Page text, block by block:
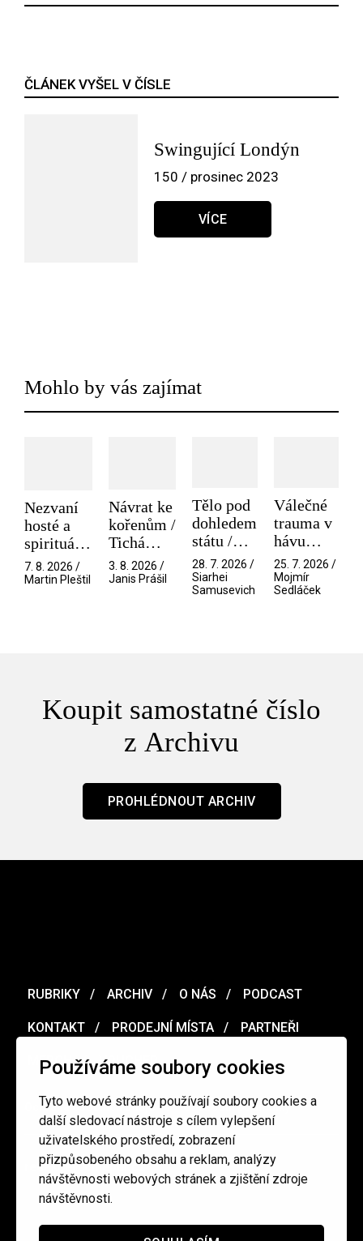
Používáme soubory cookies
Tyto webové stránky používají soubory cookies a
další sledovací nástroje s cílem vylepšení
uživatelského prostředí, zobrazení
přizpůsobeného obsahu a reklam, analýzy
návštěvnosti webových stránek a zjištění zdroje
návštěvnosti.
ČLÁNEK VYŠEL V ČÍSLE
Swingující Londýn
150 / prosinec 2023
VÍCE
Mohlo by vás zajímat
Nezvaní
hosté a
spirituální
narušitelé
z vesmíru
7. 8. 2026 /
Martin Pleštil
Návrat ke
kořenům /
Tichá
přítelkyně
3. 8. 2026 /
Janis Prášil
Tělo pod
dohledem
státu /
Pramen
28. 7. 2026 /
Siarhei
Samusevich
Válečné
trauma v
hávu
spektáklu
/ Odyssea
25. 7. 2026 /
Mojmír
Sedláček
Koupit samostatné číslo
z Archivu
PROHLÉDNOUT ARCHIV
RUBRIKY ARCHIV O NÁS PODCAST
KONTAKT PRODEJNÍ MÍSTA PARTNEŘI
MERCH VOUCHER
Ochrana osobních údajů / Obchodní podmínky
redakce@cinepur.cz